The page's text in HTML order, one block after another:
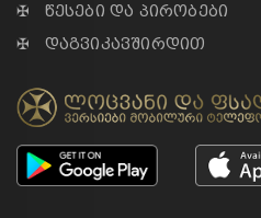
✠ წესები და პირობები
✠ დაგვიკავშირდით